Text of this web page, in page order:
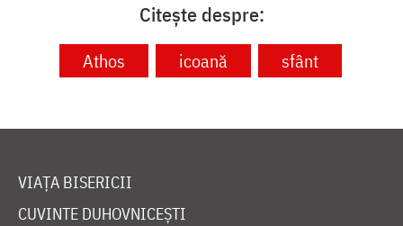
Citește despre:
Athos icoană sfânt
VIAȚA BISERICII
CUVINTE DUHOVNICEȘTI